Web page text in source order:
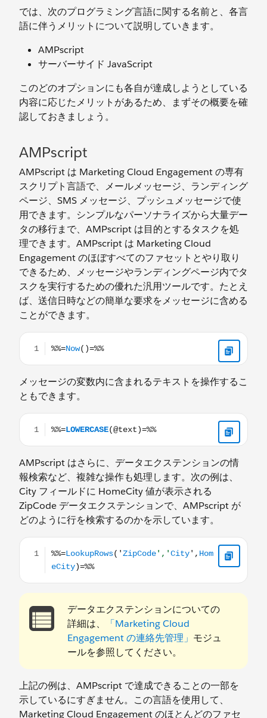
では、次のプログラミング言語に関する名前と、各言
語に伴うメリットについて説明していきます。
AMPscript
サーバーサイド JavaScript
このどのオプションにも各自が達成しようとしている
内容に応じたメリットがあるため、まずその概要を確
認しておきましょう。
AMPscript
AMPscript は Marketing Cloud Engagement の専有
スクリプト言語で、メールメッセージ、ランディング
ページ、SMS メッセージ、プッシュメッセージで使
用できます。シンプルなパーソナライズから大量デー
タの移行まで、AMPscript は目的とするタスクを処
理できます。AMPscript は Marketing Cloud
Engagement のほぼすべてのファセットとやり取り
できるため、メッセージやランディングページ内でタ
スクを実行するための優れた汎用ツールです。たとえ
ば、送信日時などの簡単な要求をメッセージに含める
ことができます。
メッセージの変数内に含まれるテキストを操作するこ
ともできます。
AMPscript はさらに、データエクステンションの情
報検索など、複雑な操作も処理します。次の例は、
City フィールドに HomeCity 値が表示される
ZipCode データエクステンションで、AMPscript が
どのように行を検索するのかを示しています。
%%=LookupRows('ZipCode','City',HomeCity)=%%
データエクステンションについての
詳細は、
「Marketing Cloud
Engagement の連絡先管理」 モジュ
ールを参照してください。
上記の例は、AMPscript で達成できることの一部を
示しているにすぎません。この言語を使用して、
Marketing Cloud Engagement のほとんどのファセ